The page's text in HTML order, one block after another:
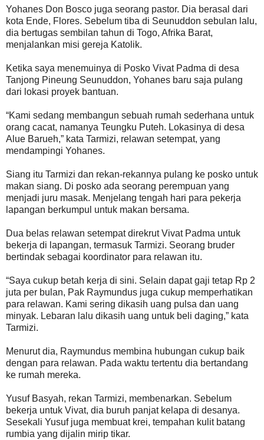
Yohanes Don Bosco juga seorang pastor. Dia berasal dari
kota Ende, Flores. Sebelum tiba di Seunuddon sebulan lalu,
dia bertugas sembilan tahun di Togo, Afrika Barat,
menjalankan misi gereja Katolik.
Ketika saya menemuinya di Posko Vivat Padma di desa
Tanjong Pineung Seunuddon, Yohanes baru saja pulang
dari lokasi proyek bantuan.
“Kami sedang membangun sebuah rumah sederhana untuk
orang cacat, namanya Teungku Puteh. Lokasinya di desa
Alue Barueh,” kata Tarmizi, relawan setempat, yang
mendampingi Yohanes.
Siang itu Tarmizi dan rekan-rekannya pulang ke posko untuk
makan siang. Di posko ada seorang perempuan yang
menjadi juru masak. Menjelang tengah hari para pekerja
lapangan berkumpul untuk makan bersama.
Dua belas relawan setempat direkrut Vivat Padma untuk
bekerja di lapangan, termasuk Tarmizi. Seorang bruder
bertindak sebagai koordinator para relawan itu.
“Saya cukup betah kerja di sini. Selain dapat gaji tetap Rp 2
juta per bulan, Pak Raymundus juga cukup memperhatikan
para relawan. Kami sering dikasih uang pulsa dan uang
minyak. Lebaran lalu dikasih uang untuk beli daging,” kata
Tarmizi.
Menurut dia, Raymundus membina hubungan cukup baik
dengan para relawan. Pada waktu tertentu dia bertandang
ke rumah mereka.
Yusuf Basyah, rekan Tarmizi, membenarkan. Sebelum
bekerja untuk Vivat, dia buruh panjat kelapa di desanya.
Sesekali Yusuf juga membuat krei, tempahan kulit batang
rumbia yang dijalin mirip tikar.